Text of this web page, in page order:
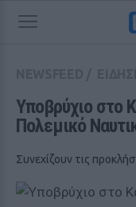
Υποβρύχιο στο
Πολεμικό
Συνεχίζουν τις